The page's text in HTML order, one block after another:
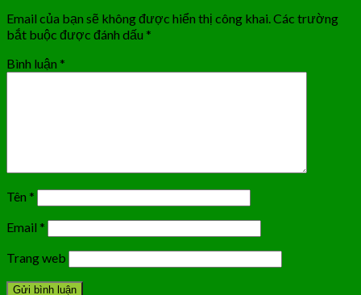
Email của bạn sẽ không được hiển thị công khai.Các trường
bắt buộc được đánh dấu *
Bình luận *
Tên *
Email *
Trang web